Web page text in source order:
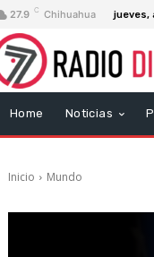
27.9 C Chihuahua jueves,
Home Noticias
Inicio Mundo